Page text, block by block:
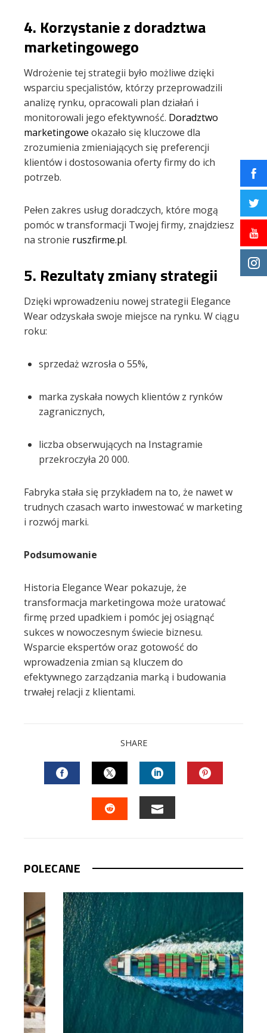
4. Korzystanie z doradztwa
marketingowego
Wdrożenie tej strategii było możliwe dzięki
wsparciu specjalistów, którzy przeprowadzili
analizę rynku, opracowali plan działań i
monitorowali jego efektywność. Doradztwo
marketingowe okazało się kluczowe dla
zrozumienia zmieniających się preferencji
klientów i dostosowania oferty firmy do ich
potrzeb.
Pełen zakres usług doradczych, które mogą
pomóc w transformacji Twojej firmy, znajdziesz
na stronie ruszfirme.pl.
5. Rezultaty zmiany strategii
Dzięki wprowadzeniu nowej strategii Elegance
Wear odzyskała swoje miejsce na rynku. W ciągu
roku:
sprzedaż wzrosła o 55%,
marka zyskała nowych klientów z rynków
zagranicznych,
liczba obserwujących na Instagramie
przekroczyła 20 000.
Fabryka stała się przykładem na to, że nawet w
trudnych czasach warto inwestować w marketing
i rozwój marki.
Podsumowanie
Historia Elegance Wear pokazuje, że
transformacja marketingowa może uratować
firmę przed upadkiem i pomóc jej osiągnąć
sukces w nowoczesnym świecie biznesu.
Wsparcie ekspertów oraz gotowość do
wprowadzenia zmian są kluczem do
efektywnego zarządzania marką i budowania
trwałej relacji z klientami.
SHARE
FACEBOOKTWITTERLINKEDIN
POLECANE